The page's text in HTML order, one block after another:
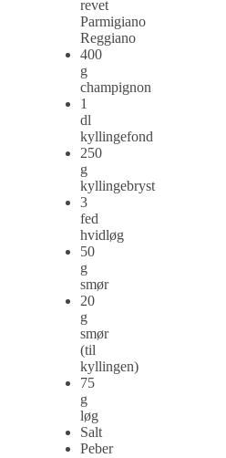
revet
Parmigiano
Reggiano
400
g
champignon
1
dl
kyllingefond
250
g
kyllingebryst
3
fed
hvidløg
50
g
smør
20
g
smør
(til
kyllingen)
75
g
løg
Salt
Peber